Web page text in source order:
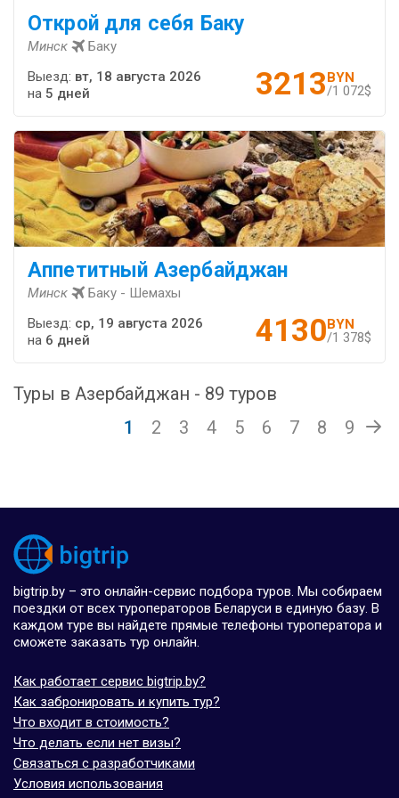
Открой для себя Баку
Минск Баку
3213BYN
/1 072$
Выезд: вт, 18 августа 2026
на 5 дней
Аппетитный Азербайджан
Минск Баку - Шемахы
4130BYN
/1 378$
Выезд: ср, 19 августа 2026
на 6 дней
Туры в Азербайджан - 89 туров
1
2 3 4 5 6 7 8 9
bigtrip.by – это онлайн-сервис подбора туров. Мы собираем
поездки от всех туроператоров Беларуси в единую базу. В
каждом туре вы найдете прямые телефоны туроператора и
сможете заказать тур онлайн.
Как работает сервис bigtrip.by?
Как забронировать и купить тур?
Что входит в стоимость?
Что делать если нет визы?
Связаться с разработчиками
Условия использования